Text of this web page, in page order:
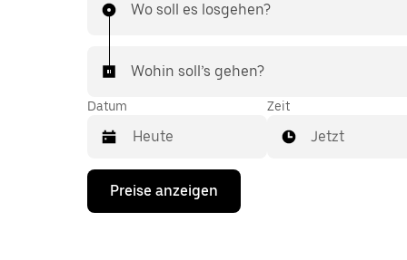
Wo soll es losgehen?
Wohin soll’s gehen?
Datum
Drücke
Nach-
Zeit
Jetzt
Preise anzeigen